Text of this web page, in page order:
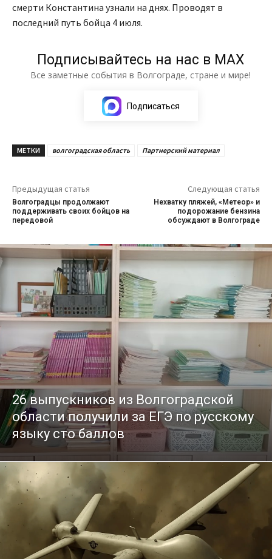
смерти Константина узнали на днях. Проводят в
последний путь бойца 4 июля.
Подписывайтесь на нас в МАХ
Все заметные события в Волгограде, стране и мире!
Подписаться
МЕТКИ волгоградская область Партнерский материал
Предыдущая статья
Волгоградцы продолжают
поддерживать своих бойцов на
передовой
Следующая статья
Нехватку пляжей, «Метеор» и
подорожание бензина
обсуждают в Волгограде
26 выпускников из Волгоградской
области получили за ЕГЭ по русскому
языку сто баллов